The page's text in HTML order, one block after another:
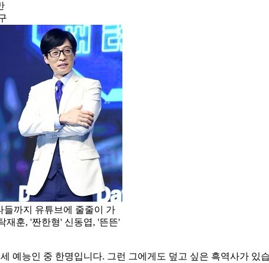
들까지 유튜브에 줄줄이 가
재훈, '짠한형' 신동엽, '뜬뜬'
예능인 중 한명입니다. 그런 그에게도 덮고 싶은 흑역사가 있